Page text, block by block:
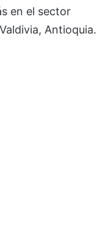
en el sector
Antioquia.